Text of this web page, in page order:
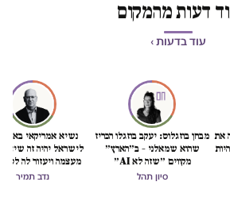
דעות מהמקום
עוד בדעות ›
את מבחן בוזגלוס: יעקב בוזגלו הכריז
שהוא שמאלני – ב״הארץ״
מקווים ״שזה לא AI״
סיון תהל
נשיא אמריקאי באמת
לישראל יהיה זה
מעצמה ויעזור לה
הכיבוש
נדב תמיר